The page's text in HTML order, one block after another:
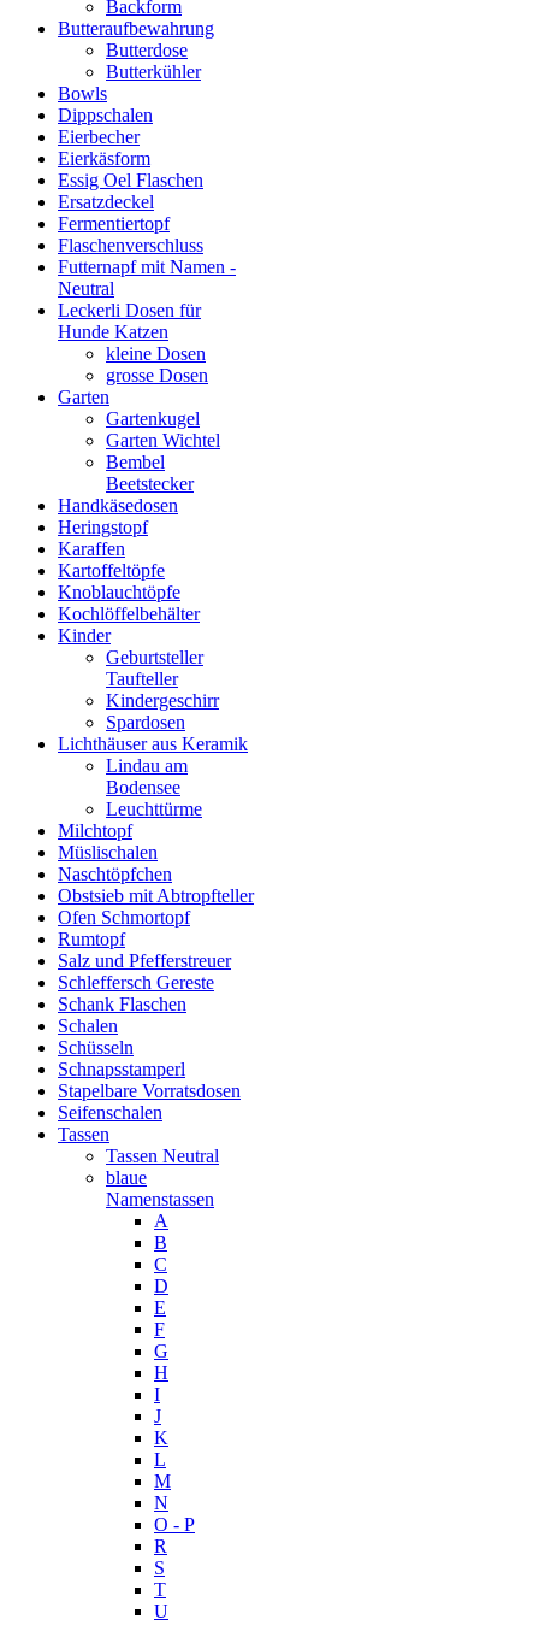
Backform
Butteraufbewahrung
Butterdose
Butterkühler
Bowls
Dippschalen
Eierbecher
Eierkäsform
Essig Oel Flaschen
Ersatzdeckel
Fermentiertopf
Flaschenverschluss
Futternapf mit Namen -
Neutral
Leckerli Dosen für
Hunde Katzen
kleine Dosen
grosse Dosen
Garten
Gartenkugel
Garten Wichtel
Bembel
Beetstecker
Handkäsedosen
Heringstopf
Karaffen
Kartoffeltöpfe
Knoblauchtöpfe
Kochlöffelbehälter
Kinder
Geburtsteller
Taufteller
Kindergeschirr
Spardosen
Lichthäuser aus Keramik
Lindau am
Bodensee
Leuchttürme
Milchtopf
Müslischalen
Naschtöpfchen
Obstsieb mit Abtropfteller
Ofen Schmortopf
Rumtopf
Salz und Pfefferstreuer
Schleffersch Gereste
Schank Flaschen
Schalen
Schüsseln
Schnapsstamperl
Stapelbare Vorratsdosen
Seifenschalen
Tassen
Tassen Neutral
blaue
Namenstassen
A
B
C
D
E
F
G
H
I
J
K
L
M
N
O - P
R
S
T
U